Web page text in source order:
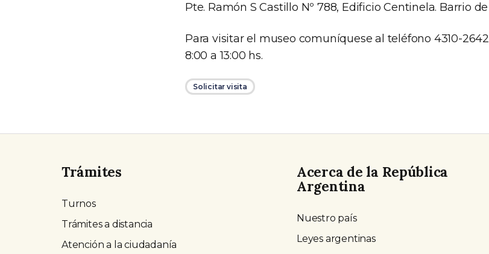
Pte. Ramón S Castillo Nº 788, Edificio Centinela. Barrio
Para visitar el museo comuníquese al teléfono 4310-
8:00 a 13:00 hs.
Solicitar visita
Trámites
Turnos
Trámites a distancia
Atención a la ciudadanía
Acerca de la República
Argentina
Nuestro país
Leyes argentinas